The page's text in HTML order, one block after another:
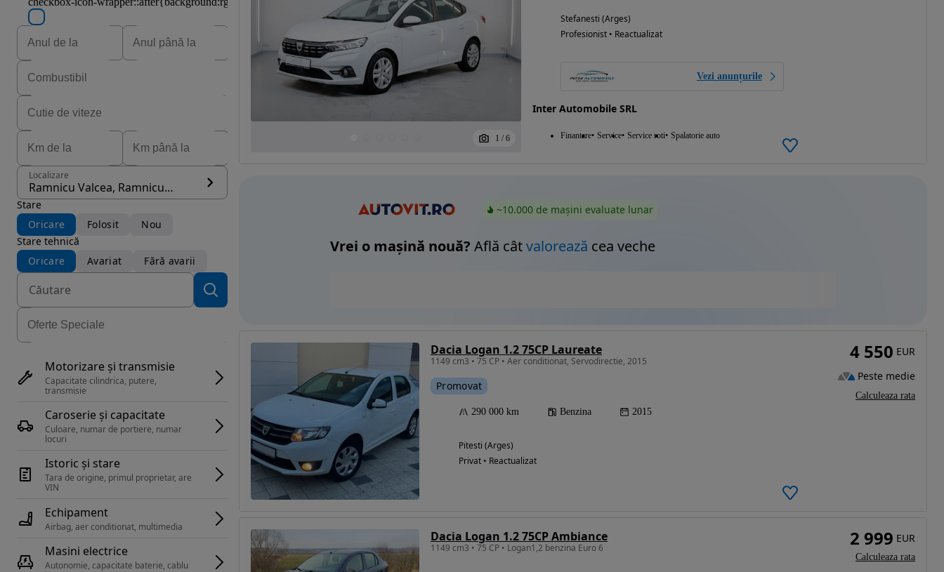
Localizare
Ramnicu Valcea, Ramnicu Valcea
Stare
Oricare
Folosit
Nou
Stare tehnică
Oricare
Avariat Fără avarii
Motorizare și transmisie
Capacitate cilindrica, putere,
transmisie
Caroserie și capacitate
Culoare, numar de portiere, numar
locuri
Istoric și stare
Tara de origine, primul proprietar, are
Echipament
Airbag, aer conditionat, multimedia
Masini electrice
Autonomie, capacitate baterie, cablu
1 / 6
Stefanesti (Arges)
Profesionist • Reactualizat
Vezi anunțurile
Inter Automobile SRL
Finantare Service Service roti Spalatorie auto
~10.000 de mașini evaluate lunar
Vrei o mașină nouă? Află câtvalorează cea veche
Dacia Logan 1.2 75CP Laureate
1149 cm3 • 75 CP • Aer conditionat, Servodirectie, 2015
Promovat
290 000 km Benzina 2015
Pitesti (Arges)
Privat • Reactualizat
4 550 EUR
Peste medie
Calculeaza rata
Dacia Logan 1.2 75CP Ambiance
1149 cm3 • 75 CP • Logan1,2 benzina Euro 6 2 999 EUR
Calculeaza rata